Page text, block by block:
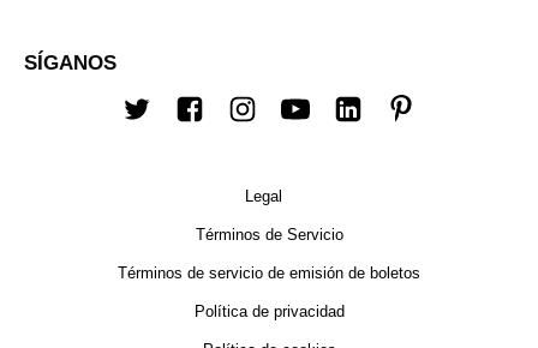
SÍGANOS
TwitterFacebookInstagram
YouTubeLinkedIn
Legal
Términos de Servicio
Términos de servicio de emisión de boletos
Política de privacidad